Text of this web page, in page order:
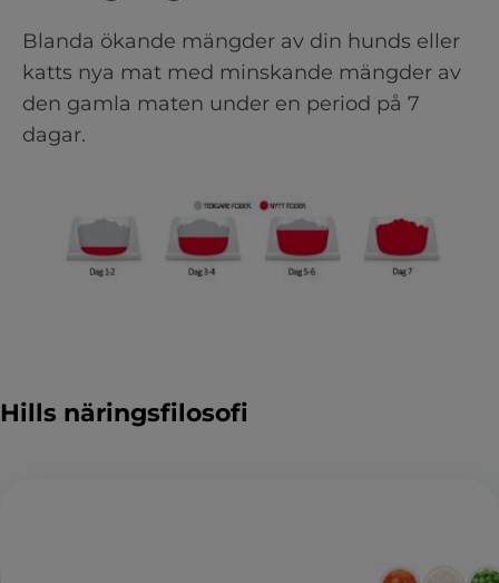
Blanda ökande mängder av din hunds eller
katts nya mat med minskande mängder av
den gamla maten under en period på 7
dagar.
Hills näringsfilosofi